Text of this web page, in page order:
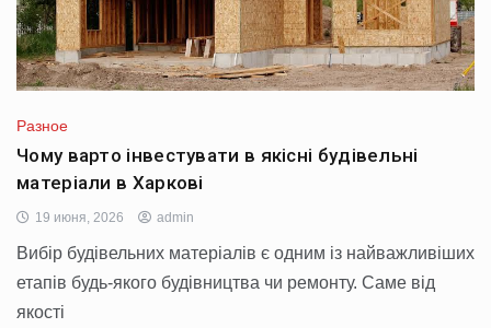
Разное
Чому варто інвестувати в якісні будівельні
матеріали в Харкові
19 июня, 2026 admin
Вибір будівельних матеріалів є одним із найважливіших
етапів будь-якого будівництва чи ремонту. Саме від
якості